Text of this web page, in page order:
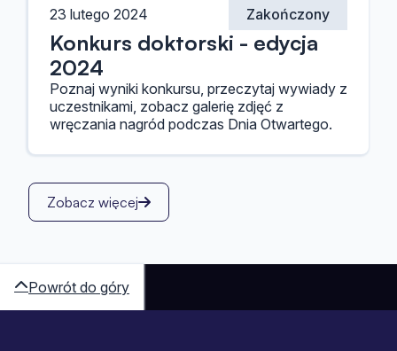
Zakończony
23 lutego 2024
Konkurs doktorski - edycja
2024
Poznaj wyniki konkursu, przeczytaj wywiady z
uczestnikami, zobacz galerię zdjęć z
wręczania nagród podczas Dnia Otwartego.
Zobacz więcej
Powrót do góry